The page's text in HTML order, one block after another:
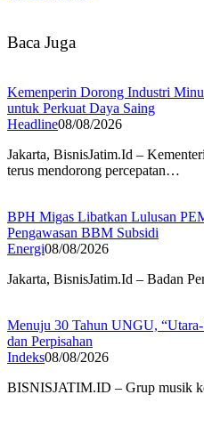
Baca Juga
Kemenperin Dorong Industri
untuk Perkuat Daya Saing
Headline08/08/2026
Jakarta, BisnisJatim.Id –
terus mendorong percepatan…
BPH Migas Libatkan Lulusan
Pengawasan BBM Subsidi
Energi08/08/2026
Jakarta, BisnisJatim.Id – Badan
Menuju 30 Tahun UNGU,
dan Perpisahan
Indeks08/08/2026
BISNISJATIM.ID – Grup musik